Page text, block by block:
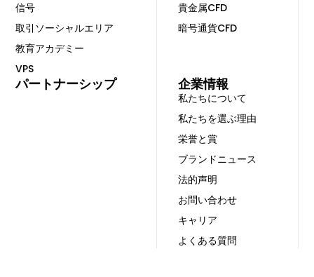
貴金属CFD
暗号通貨CFD
信号
取引ソーシャルエリア
教育アカデミー
VPS
企業情報
私たちについて
私たちを選ぶ理由
栄誉と賞
ブランドニュース
法的声明
お問い合わせ
キャリア
よくある質問
パートナーシップ